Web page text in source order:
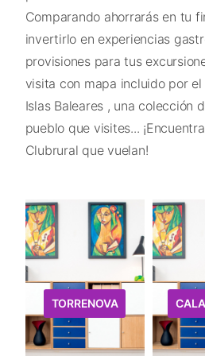
Comparando ahorrarás en tu
invertirlo en experiencias
provisiones para tus
visita con mapa incluido por
Islas Baleares , una colección
pueblo que visites...
Clubrural que vuelan!
TORRENOVA